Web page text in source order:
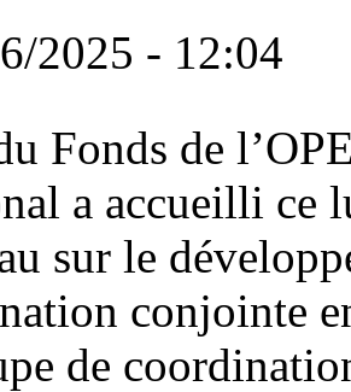
2025 - 12:04
Fonds de
a accueilli ce
sur le
conjointe
de